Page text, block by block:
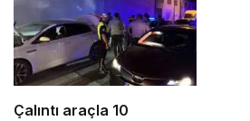
Çalıntı araçla 10